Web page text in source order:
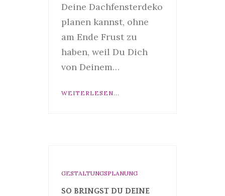
Deine Dachfensterdeko
planen kannst, ohne
am Ende Frust zu
haben, weil Du Dich
von Deinem…
WEITERLESEN...
GESTALTUNGSPLANUNG
SO BRINGST DU DEINE